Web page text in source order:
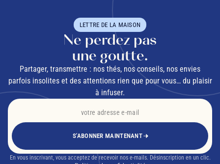
LETTRE DE LA MAISON
Ne perdez pas
une goutte.
Partager, transmettre : nos thés, nos conseils, nos envies
parfois insolites et des attentions rien que pour vous… du plaisir
à infuser.
S'ABONNER MAINTENANT
En vous inscrivant, vous acceptez de recevoir nos e-mails. Désinscription en un clic.